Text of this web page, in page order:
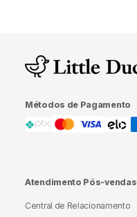
Métodos de Pagamento
Atendimento Pós-vendas
Central de Relacionamento